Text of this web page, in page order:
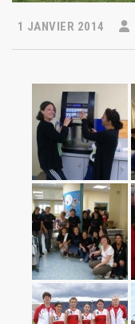
1 JANVIER 2014